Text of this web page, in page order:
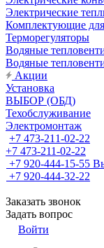
Электрические
Комплектующие
Терморегуляторы
Водяные
Водяные
Акции
Установка
ВЫБОР (ОБД)
Техобслуживание
Электромонтаж
+7 473-211-02-22
+7 473-211-02-22
+7 920-444-15-55
+7 920-444-32-22
Заказать звонок
Задать вопрос
Войти